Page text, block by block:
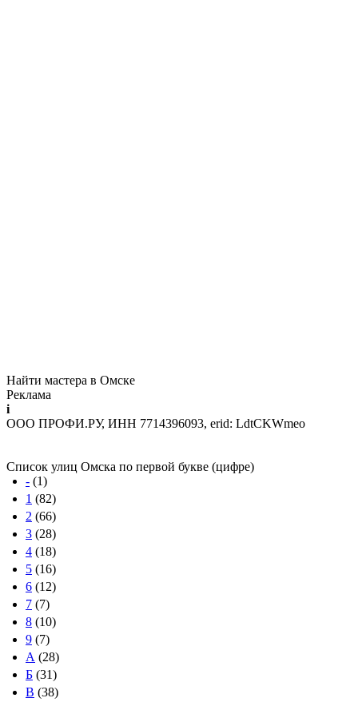
Найти мастера в Омске
Реклама
i
ООО ПРОФИ.РУ, ИНН 7714396093, erid: LdtCKWmeo
Список улиц Омска по первой букве (цифре)
- (1)
1 (82)
2 (66)
3 (28)
4 (18)
5 (16)
6 (12)
7 (7)
8 (10)
9 (7)
А (28)
Б (31)
В (38)